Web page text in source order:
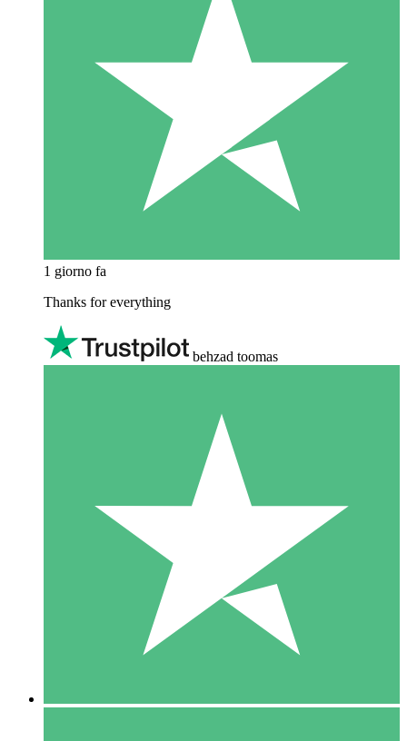
1 giorno fa
Thanks for everything
behzad toomas